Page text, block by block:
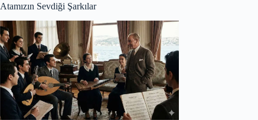
Atamızın Sevdiği Şarkılar